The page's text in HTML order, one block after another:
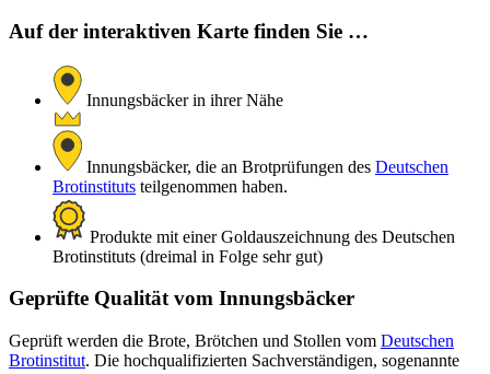
Auf der interaktiven Karte finden Sie …
Innungsbäcker in ihrer Nähe
Innungsbäcker, die an Brotprüfungen des Deutschen
Brotinstituts teilgenommen haben.
Produkte mit einer Goldauszeichnung des Deutschen
Brotinstituts (dreimal in Folge sehr gut)
Geprüfte Qualität vom Innungsbäcker
Geprüft werden die Brote, Brötchen und Stollen vom Deutschen
Brotinstitut. Die hochqualifizierten Sachverständigen, sogenannte